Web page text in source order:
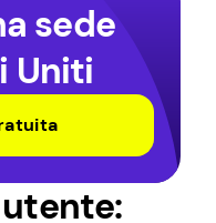
sede
Uniti